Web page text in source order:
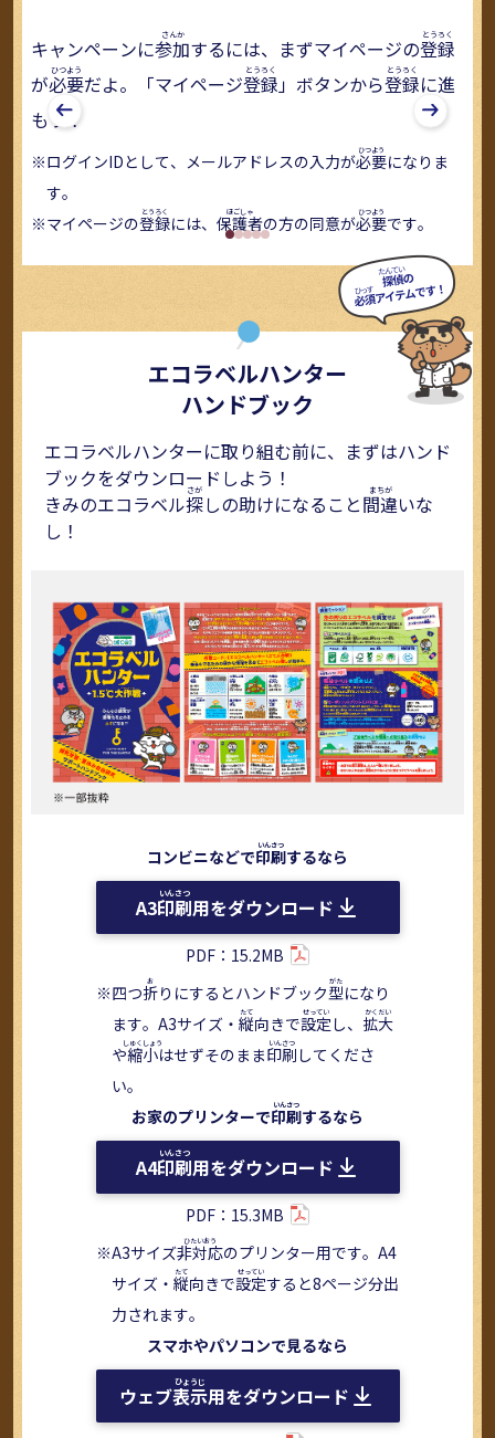
キャンペーンに参加するには、まずマイページの登録
が必要だよ。「マイページ登録」ボタンから登録に進
もう！
ログインIDとして、メールアドレスの入力が必要になりま
す。
マイページの登録には、 保護者の方の同意が必要です。
エコラベルハンター
ハンドブック
エコラベルハンターに取り組む前に、まずはハンド
ブックをダウンロードしよう！
きみのエコラベル探しの助けになること間違いな
し！
コンビニなどで印刷するなら
A3印刷用をダウンロード
PDF：15.2MB
四つ折りにするとハンドブック型になり
ます。A3サイズ・ 縦向きで設定 し、 拡大
や縮小はせずそのまま印刷 してくださ
い。
お家のプリンターで印刷するなら
A4印刷用をダウンロード
PDF：15.3MB
A3サイズ非対応のプリンター用です。A4
サイズ・ 縦向きで設定すると8ページ分出
力されます。
スマホやパソコンで見るなら
ウェブ表示用をダウンロード